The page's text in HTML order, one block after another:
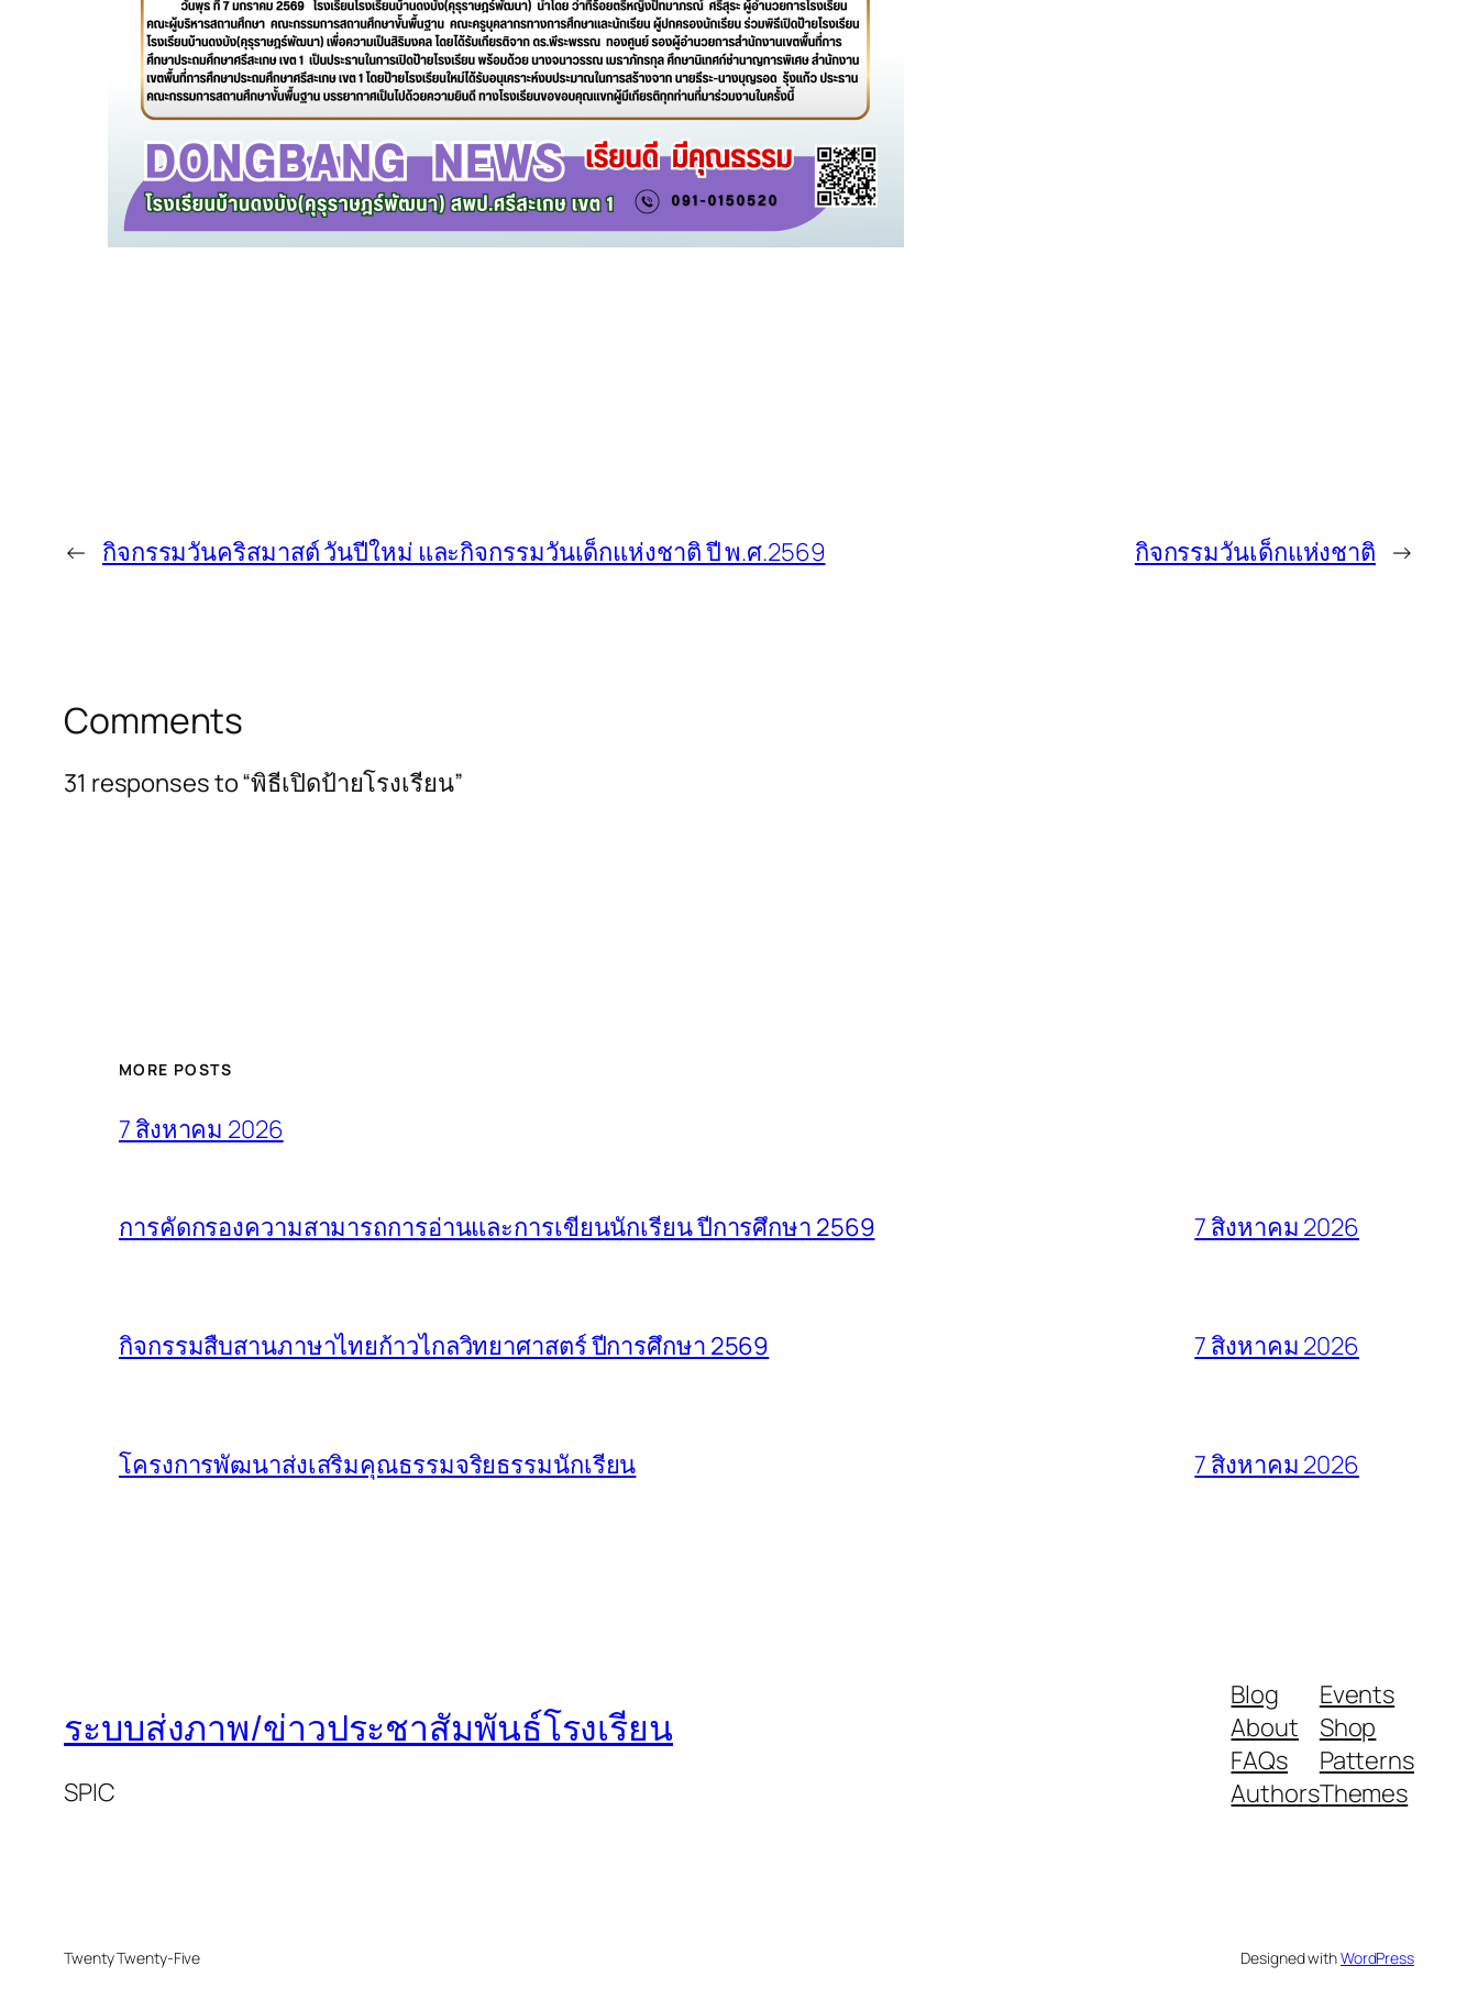
← กิจกรรมวันคริสมาสต์ วันปีใหม่ และกิจกรรมวันเด็กแห่งชาติ ปี พ.ศ.2569 กิจกรรมวันเด็กแห่งชาติ →
Comments
31 responses to “พิธีเปิดป้ายโรงเรียน”
MORE POSTS
7 สิงหาคม 2026
การคัดกรองความสามารถการอ่านและการเขียนนักเรียน ปีการศึกษา 2569 7 สิงหาคม 2026
กิจกรรมสืบสานภาษาไทยก้าวไกลวิทยาศาสตร์ ปีการศึกษา 2569 7 สิงหาคม 2026
โครงการพัฒนาส่งเสริมคุณธรรมจริยธรรมนักเรียน 7 สิงหาคม 2026
ระบบส่งภาพ/ข่าวประชาสัมพันธ์โรงเรียน
SPIC
Blog
About
FAQs
Authors
Events
Shop
Patterns
Themes
Twenty Twenty-Five Designed withWordPress